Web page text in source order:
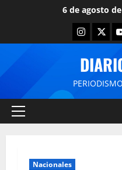
6 de agosto
Nacionales